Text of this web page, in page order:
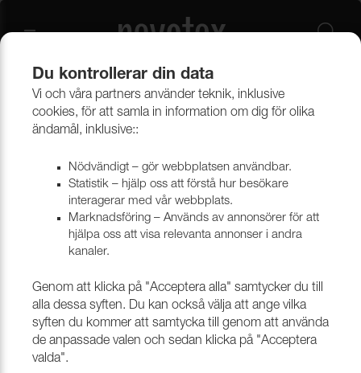
Beklädnadsmaterial Möbeltyger Alla möbeltyger
Du kontrollerar din data
Vi och våra partners använder teknik, inklusive
cookies, för att samla in information om dig för olika
ändamål, inklusive::
Nödvändigt – gör webbplatsen användbar.
Statistik – hjälp oss att förstå hur besökare
interagerar med vår webbplats.
Marknadsföring – Används av annonsörer för att
hjälpa oss att visa relevanta annonser i andra
kanaler.
Genom att klicka på "Acceptera alla" samtycker du till
alla dessa syften. Du kan också välja att ange vilka
syften du kommer att samtycka till genom att använda
de anpassade valen och sedan klicka på "Acceptera
valda".